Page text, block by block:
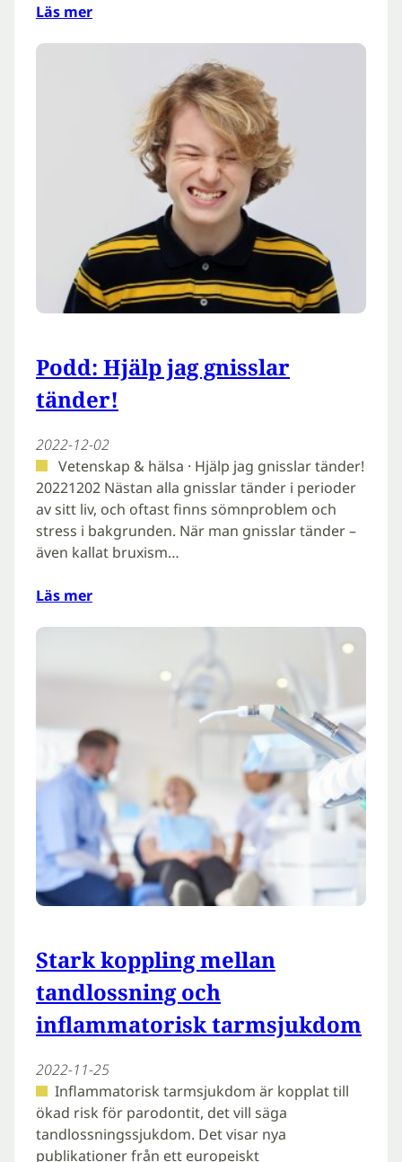
Läs mer
Podd: Hjälp jag gnisslar
tänder!
2022-12-02
Vetenskap & hälsa · Hjälp jag gnisslar tänder!
20221202 Nästan alla gnisslar tänder i perioder
av sitt liv, och oftast finns sömnproblem och
stress i bakgrunden. När man gnisslar tänder –
även kallat bruxism…
Läs mer
Stark koppling mellan
tandlossning och
inflammatorisk tarmsjukdom
2022-11-25
Inflammatorisk tarmsjukdom är kopplat till
ökad risk för parodontit, det vill säga
tandlossningssjukdom. Det visar nya
publikationer från ett europeiskt